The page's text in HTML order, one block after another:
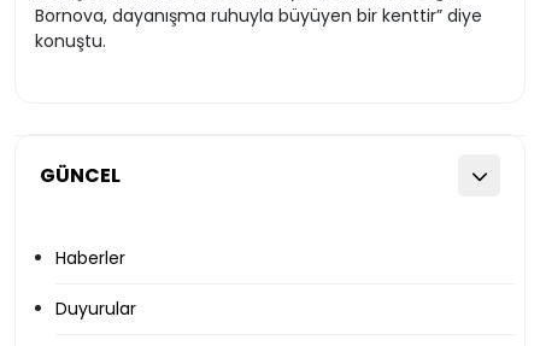
GÜNCEL
Haberler
Duyurular
Bornova, dayanışma ruhuyla büyüyen bir kenttir” diye
konuştu.